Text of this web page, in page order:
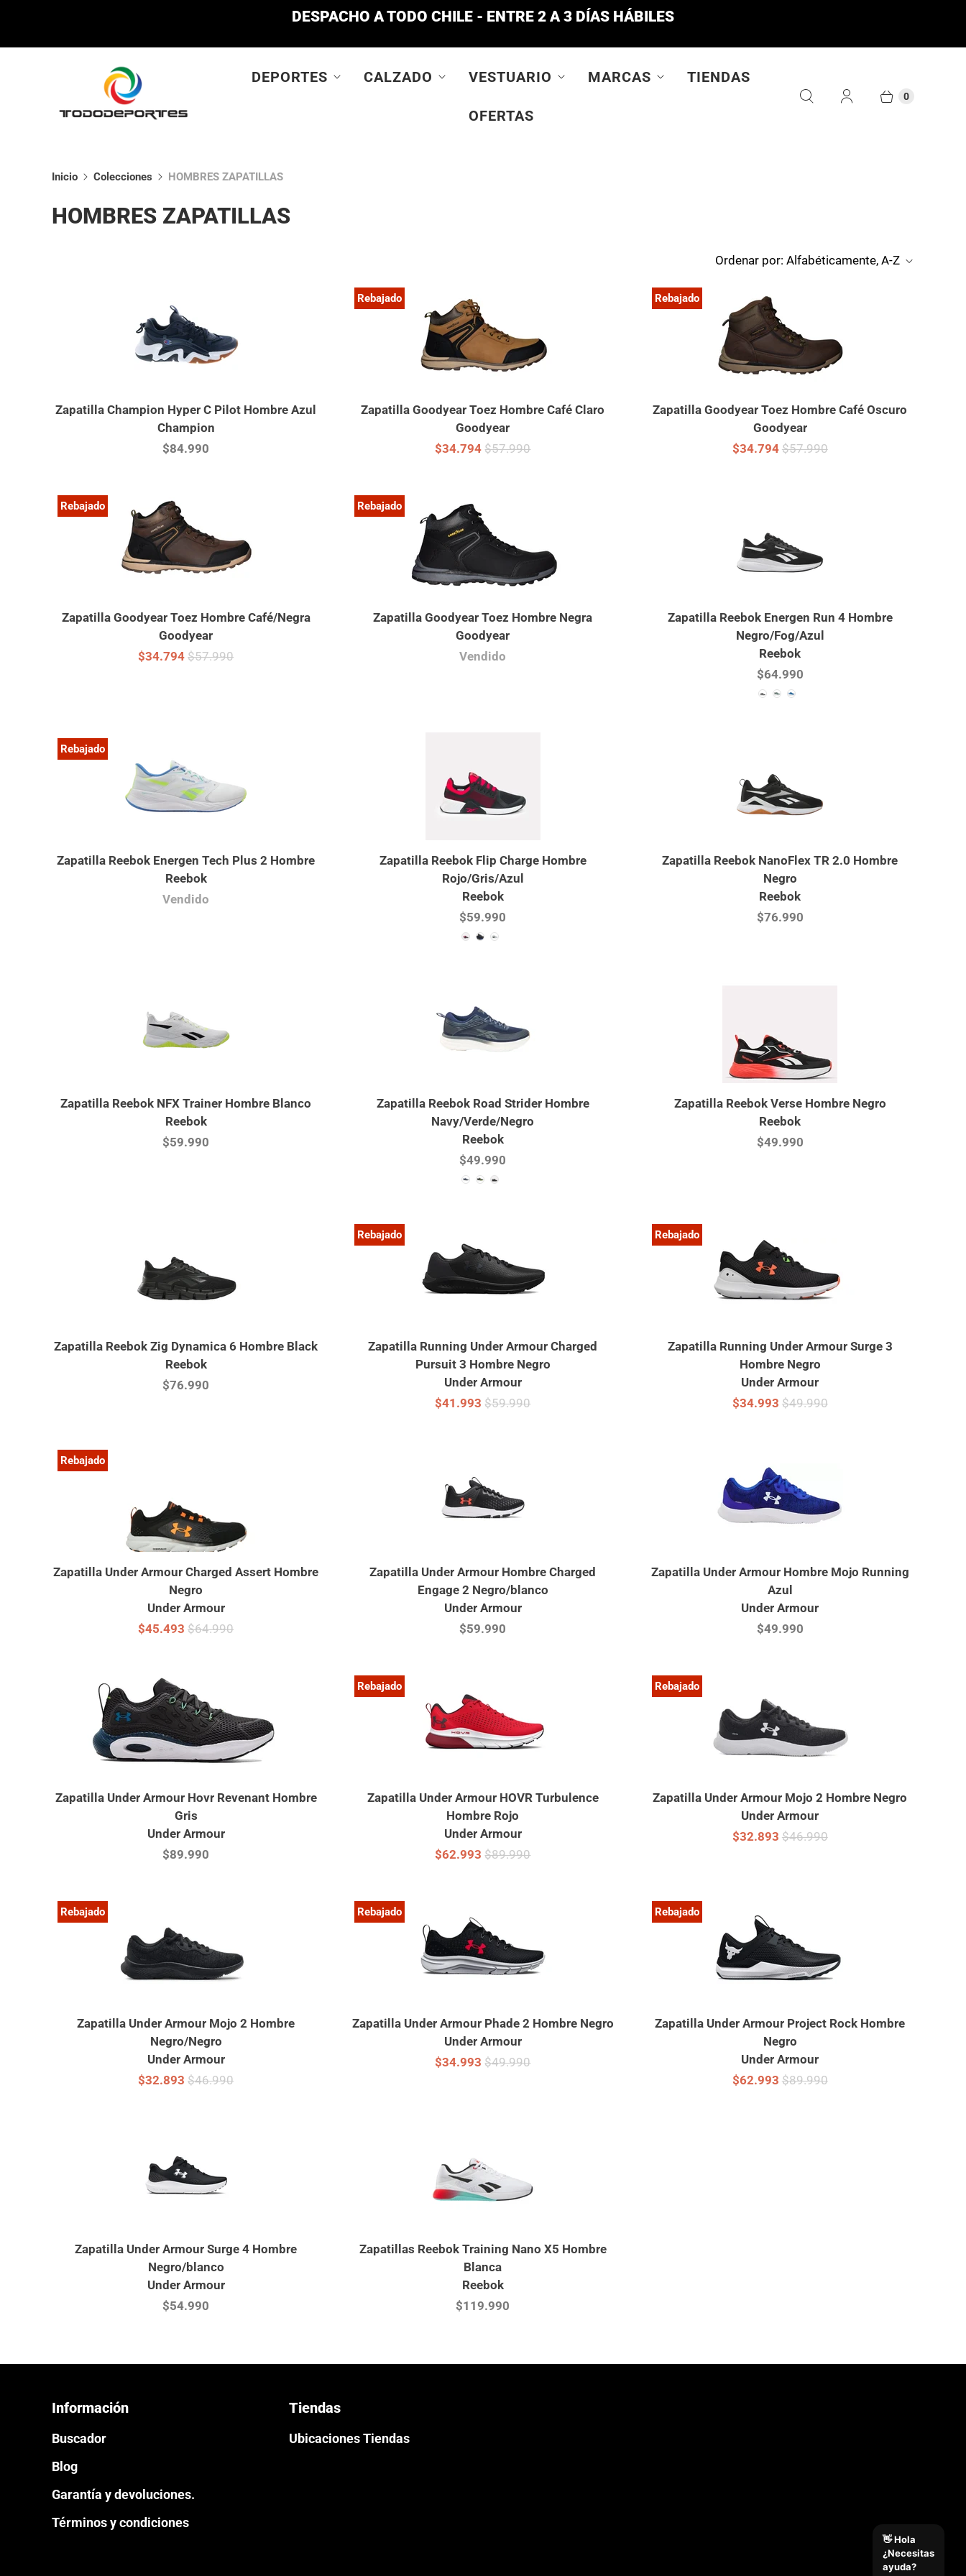
DESPACHO A TODO CHILE - ENTRE 2 A 3 DÍAS HÁBILES
DEPORTES CALZADO VESTUARIO MARCAS TIENDAS
OFERTAS
0
Inicio Colecciones HOMBRES ZAPATILLAS
HOMBRES ZAPATILLAS
Ordenar por: Alfabéticamente, A-Z
Zapatilla Champion Hyper C Pilot Hombre Azul
Champion
$84.990
Rebajado
Zapatilla Goodyear Toez Hombre Café Claro
Goodyear
$34.794$57.990
Rebajado
Zapatilla Goodyear Toez Hombre Café Oscuro
Goodyear
$34.794 $57.990
Rebajado
Zapatilla Goodyear Toez Hombre Café/Negra
Goodyear
$34.794$57.990
Rebajado
Zapatilla Goodyear Toez Hombre Negra
Goodyear
Vendido
Zapatilla Reebok Energen Run 4 Hombre
Negro/Fog/Azul
Reebok
$64.990
Rebajado
Zapatilla Reebok Energen Tech Plus 2 Hombre
Reebok
Vendido
Zapatilla Reebok Flip Charge Hombre
Rojo/Gris/Azul
Reebok
$59.990
Zapatilla Reebok NanoFlex TR 2.0 Hombre
Negro
Reebok
$76.990
Zapatilla Reebok NFX Trainer Hombre Blanco
Reebok
$59.990
Zapatilla Reebok Road Strider Hombre
Navy/Verde/Negro
Reebok
$49.990
Zapatilla Reebok Verse Hombre Negro
Reebok
$49.990
Zapatilla Reebok Zig Dynamica 6 Hombre Black
Reebok
$76.990
Rebajado
Zapatilla Running Under Armour Charged
Pursuit 3 Hombre Negro
Under Armour
$41.993$59.990
Rebajado
Zapatilla Running Under Armour Surge 3
Hombre Negro
Under Armour
$34.993 $49.990
Rebajado
Zapatilla Under Armour Charged Assert Hombre
Negro
Under Armour
$45.493$64.990
Zapatilla Under Armour Hombre Charged
Engage 2 Negro/blanco
Under Armour
$59.990
Zapatilla Under Armour Hombre Mojo Running
Azul
Under Armour
$49.990
Zapatilla Under Armour Hovr Revenant Hombre
Gris
Under Armour
$89.990
Rebajado
Zapatilla Under Armour HOVR Turbulence
Hombre Rojo
Under Armour
$62.993$89.990
Rebajado
Zapatilla Under Armour Mojo 2 Hombre Negro
Under Armour
$32.893 $46.990
Rebajado
Zapatilla Under Armour Mojo 2 Hombre
Negro/Negro
Under Armour
$32.893$46.990
Rebajado
Zapatilla Under Armour Phade 2 Hombre Negro
Under Armour
$34.993$49.990
Rebajado
Zapatilla Under Armour Project Rock Hombre
Negro
Under Armour
$62.993 $89.990
Zapatilla Under Armour Surge 4 Hombre
Negro/blanco
Under Armour
$54.990
Zapatillas Reebok Training Nano X5 Hombre
Blanca
Reebok
$119.990
Información
Buscador
Blog
Garantía y devoluciones.
Términos y condiciones
Tiendas
Ubicaciones Tiendas
👋 Hola
¿Necesitas
ayuda?